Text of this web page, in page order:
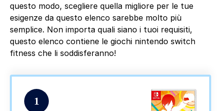
questo modo, scegliere quella migliore per le tue
esigenze da questo elenco sarebbe molto più
semplice. Non importa quali siano i tuoi requisiti,
questo elenco contiene le giochi nintendo switch
fitness che li soddisferanno!
1